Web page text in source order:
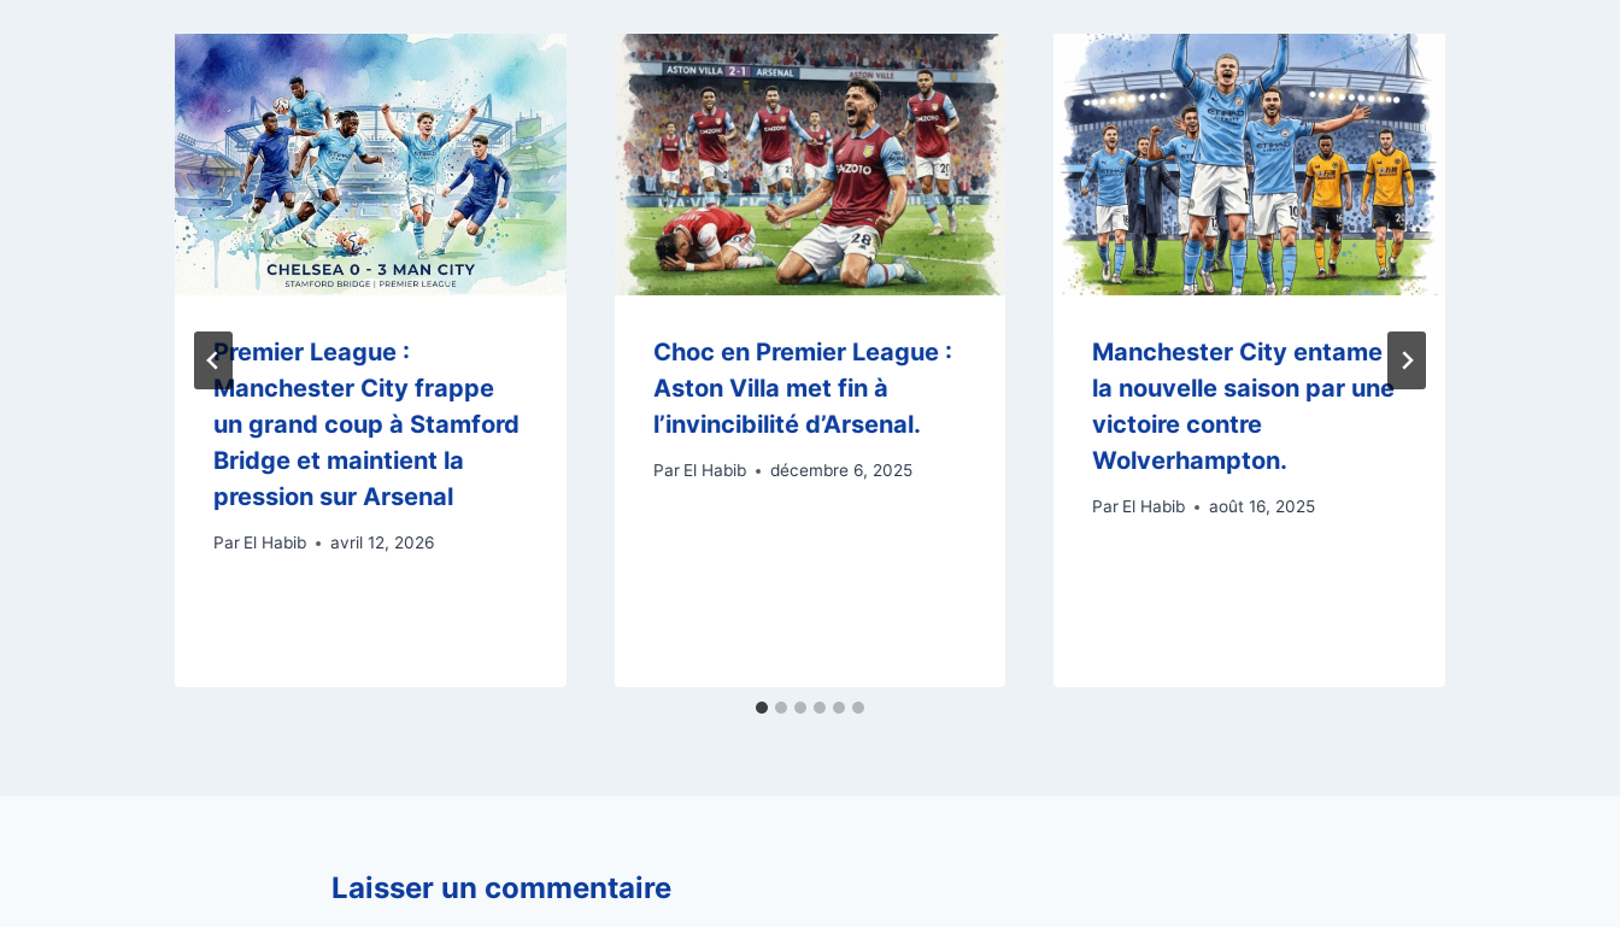
Premier League :
Manchester City frappe
un grand coup à Stamford
Bridge et maintient la
pression sur Arsenal
Par El Habib avril 12, 2026
Choc en Premier League :
Aston Villa met fin à
l’invincibilité d’Arsenal.
Par El Habib décembre 6, 2025
Manchester City entame
la nouvelle saison par une
victoire contre
Wolverhampton.
Par El Habib août 16, 2025
Laisser un commentaire